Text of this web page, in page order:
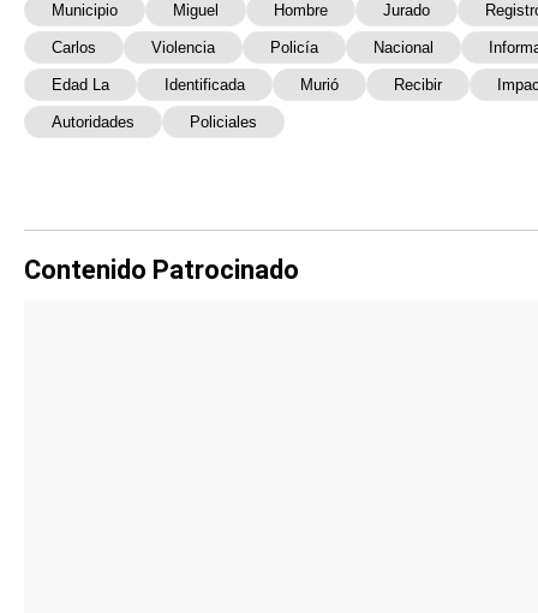
Municipio Miguel Hombre Jurado
Carlos Violencia Policía Nacional
Edad La Identificada Murió Recibir
Autoridades Policiales
Contenido Patrocinado